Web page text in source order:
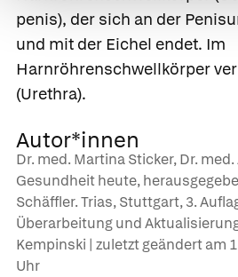
penis), der sich an der
und mit der Eichel endet. Im
Harnröhrenschwellkörper
(Urethra).
Autor*innen
Dr. med. Martina Sticker, Dr.
Gesundheit heute,
Schäffler. Trias, Stuttgart, 3.
Überarbeitung und
Kempinski | zuletzt geändert am
Uhr